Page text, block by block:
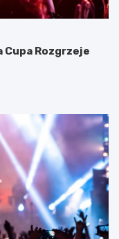
Cupa Rozgrzeje